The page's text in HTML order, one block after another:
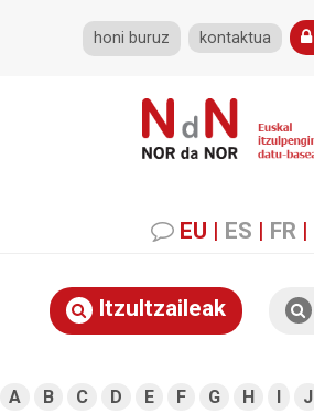
honi buruz kontaktua
EU | ES | FR |
Itzultzaileak
A B C D E F G H I J